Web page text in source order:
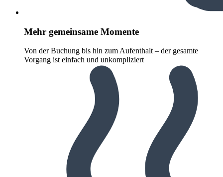
Mehr gemeinsame Momente
Von der Buchung bis hin zum Aufenthalt – der gesamte
Vorgang ist einfach und unkompliziert